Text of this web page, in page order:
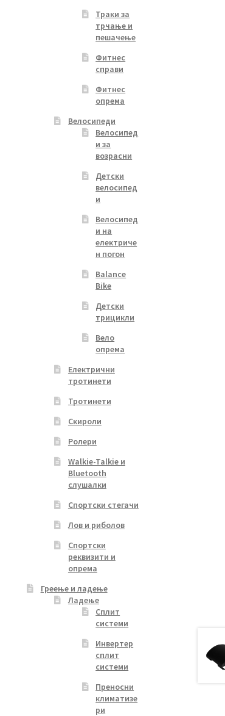
Траки за
трчање и
пешачење
Фитнес
справи
Фитнес
опрема
Велосипеди
Велосипед
и за
возрасни
Детски
велосипед
и
Велосипед
и на
електриче
н погон
Balance
Bike
Детски
трицикли
Вело
опрема
Електрични
тротинети
Тротинети
Скироли
Ролери
Walkie-Talkie и
Bluetooth
слушалки
Спортски стегачи
Лов и риболов
Спортски
реквизити и
опрема
Греење и ладење
Ладење
Сплит
системи
Инвертер
сплит
системи
Преносни
климатизе
ри